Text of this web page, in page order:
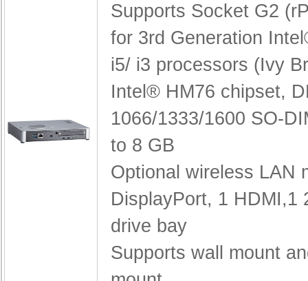
Supports Socket G2
for 3rd Generation
i5/ i3 processors (Ivy
Intel® HM76 chipset,
1066/1333/1600 SO-
to 8 GB
Optional wireless LAN
DisplayPort, 1 HDMI,1
drive bay
Supports wall mount